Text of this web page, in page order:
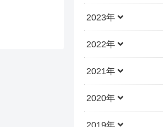
2023年
2022年
2021年
2020年
2019年